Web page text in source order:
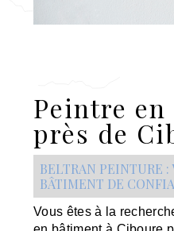
Peintre
près de
BELTRAN PEINTURE :
BÂTIMENT DE
Vous êtes à la